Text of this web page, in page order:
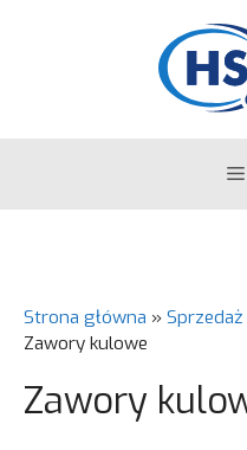
Strona główna » Sprzedaż
Zawory kulowe
Zawory